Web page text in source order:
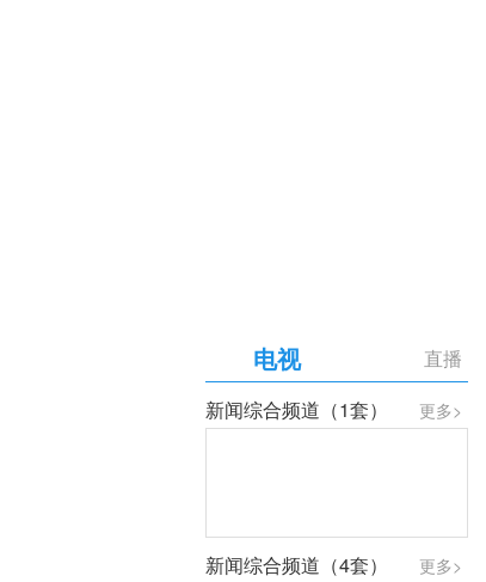
直播
电视
更多>
新闻综合频道（1套）
更多>
新闻综合频道（4套）